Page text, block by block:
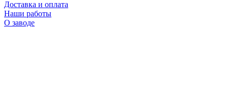
Доставка и оплата
Наши работы
О заводе